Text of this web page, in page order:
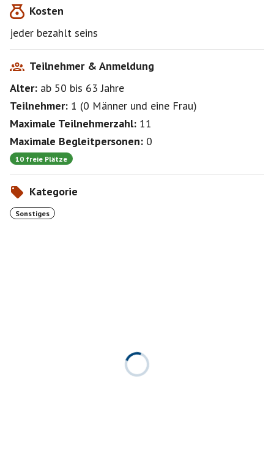
Kosten
jeder bezahlt seins
Teilnehmer & Anmeldung
Alter: ab 50 bis 63Jahre
Teilnehmer: 1 (0 Männer und eine Frau)
Maximale Teilnehmerzahl: 11
Maximale Begleitpersonen: 0
10 freie Plätze
Kategorie
Sonstiges